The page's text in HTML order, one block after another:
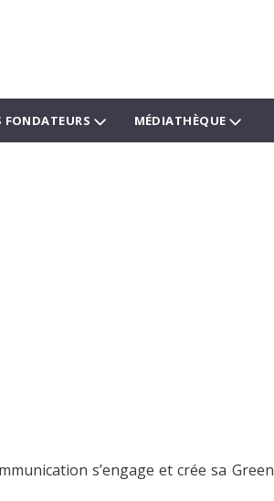
FONDATEURS MÉDIATHÈQUE
s’engage et crée sa